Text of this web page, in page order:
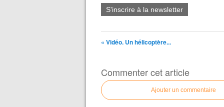
S'inscrire à la newsletter
« Vidéo. Un hélicoptère...
Commenter cet article
Ajouter un commentaire